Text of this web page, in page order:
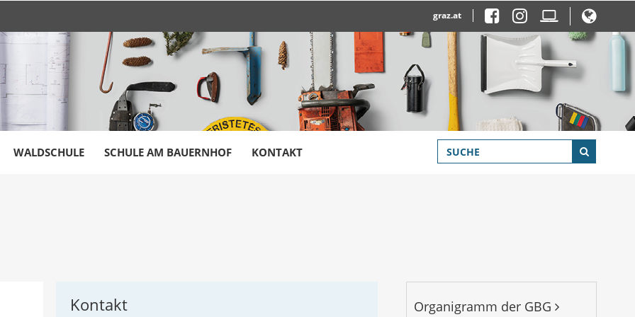
graz.at
WALDSCHULE SCHULE AM BAUERNHOF KONTAKT
Kontakt Organigramm der GBG